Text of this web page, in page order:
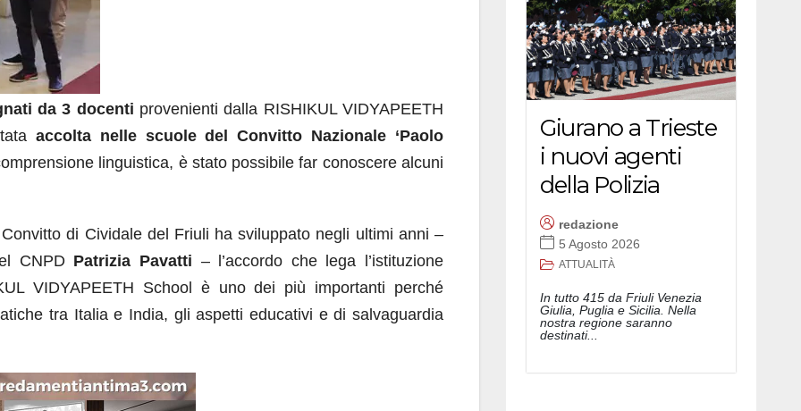
da 3 docenti provenienti dalla RISHIKUL VIDYAPEETH
accolta nelle scuole del Convitto Nazionale ‘Paolo
linguistica, è stato possibile far conoscere alcuni
di Cividale del Friuli ha sviluppato negli ultimi anni –
CNPD Patrizia Pavatti – l’accordo che lega l’istituzione
VIDYAPEETH School è uno dei più importanti perché
tra Italia e India, gli aspetti educativi e di salvaguardia
Giurano a Trieste
i nuovi agenti
della Polizia
redazione
5 Agosto 2026
ATTUALITÀ
In tutto 415 da Friuli Venezia
Giulia, Puglia e Sicilia. Nella
nostra regione saranno
destinati...